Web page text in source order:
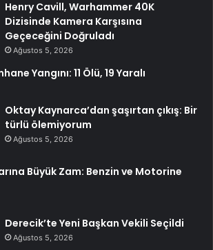
Henry Cavill, Warhammer 40K
Dizisinde Kamera Karşısına
Geçeceğini Doğruladı
Ağustos 5, 2026
Yangını: 11 Ölü, 19 Yaralı
Oktay Kaynarca’dan şaşırtan çıkış: Bir
türlü ölemiyorum
Ağustos 5, 2026
Büyük Zam: Benzin ve Motorine
Derecik’te Yeni Başkan Vekili Seçildi
Ağustos 5, 2026